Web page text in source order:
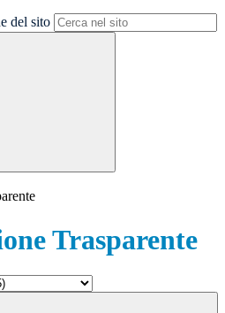
del sito
Trasparente